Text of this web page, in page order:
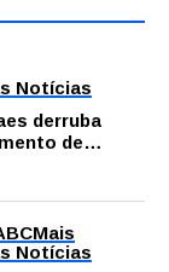
Notícias
derruba
de
vereador
Mais
Notícias